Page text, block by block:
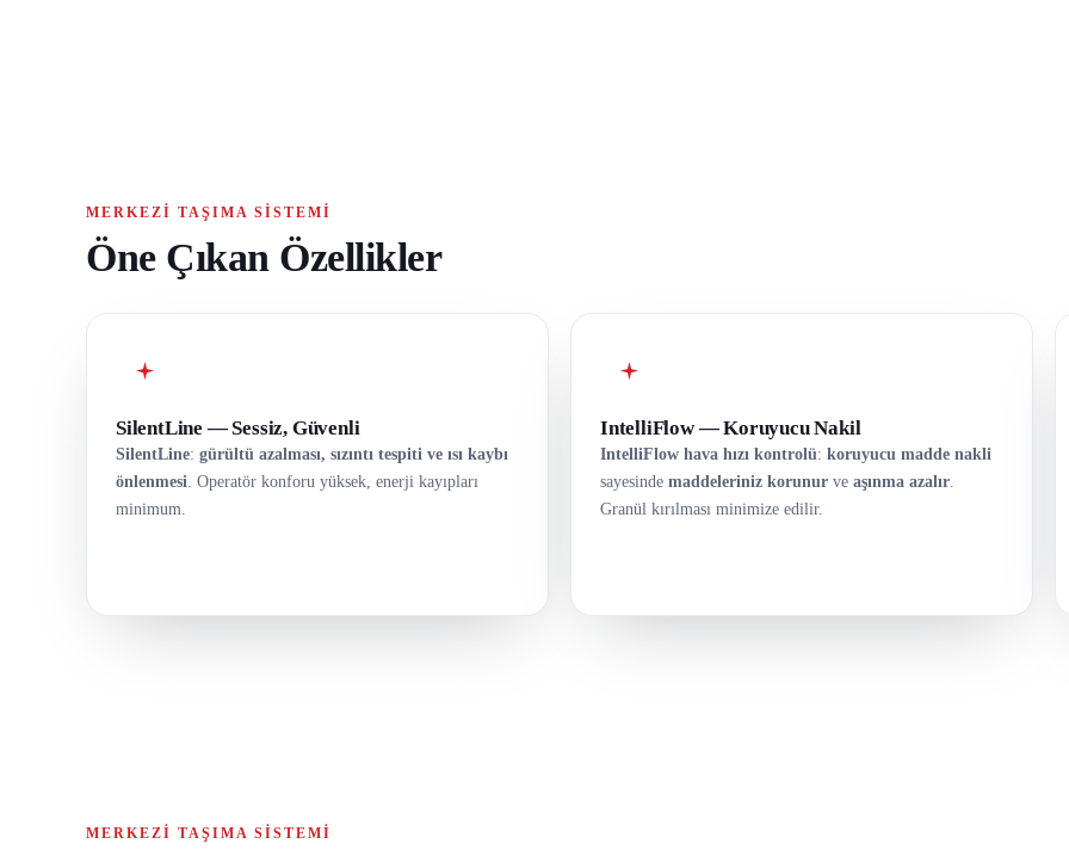
MERKEZI TAŞIMA SISTEMI
Öne Çıkan Özellikler
SilentLine — Sessiz, Güvenli
SilentLine: gürültü azalması, sızıntı tespiti ve ısı kaybı
önlenmesi . Operatör konforu yüksek, enerji kayıpları
minimum.
IntelliFlow — Koruyucu Nakil
IntelliFlow hava hızı kontrolü: koruyucu madde nakli
sayesinde maddeleriniz korunur ve aşınma azalır
Granül kırılması minimize edilir.
MERKEZI TAŞIMA SISTEMI